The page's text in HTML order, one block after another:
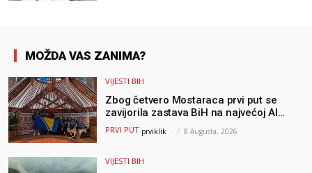
MOŽDA VAS ZANIMA?
VIJESTI BIH
Zbog četvero Mostaraca prvi put se
zavijorila zastava BiH na najvećoj AI
olimpijadi, a sada je njihov mentor
postao član komiteta Međunarodne
PRVI PUT prviklik - 8 Augusta, 2026
VIJESTI BIH